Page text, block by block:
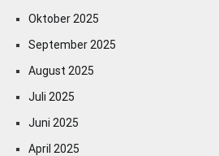
Oktober 2025
September 2025
August 2025
Juli 2025
Juni 2025
April 2025